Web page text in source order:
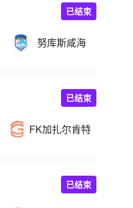
努库斯咸海
已结束
FK加扎尔肯特
已结束
已结束